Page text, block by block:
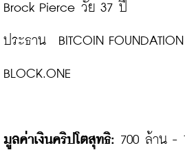
Brock Pierce วัย 37 ปี
ประธาน  BITCOIN
BLOCK.ONE
มูลค่าเงินคริปโตสุทธิ: 700 ล้าน -